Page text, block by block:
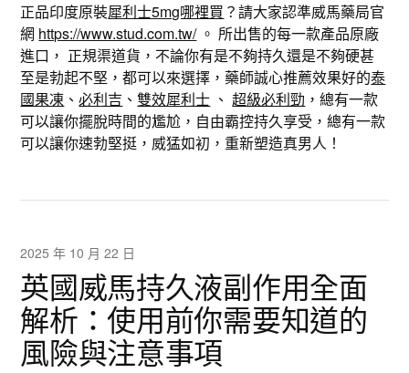
正品印度原裝犀利士5mg哪裡買 ？請大家認準威馬藥局官
網 https://www.stud.com.tw/。 所出售的每一款產品原廠
進口， 正規渠道貨，不論你有是不夠持久還是不夠硬甚
至是勃起不堅，都可以來選擇，藥師誠心推薦效果好的泰
國果凍 、必利吉 、雙效犀利士 、超級必利勁 ，總有一款
可以讓你擺脫時間的尷尬，自由霸控持久享受，總有一款
可以讓你速勃堅挺，威猛如初，重新塑造真男人！
2025 年 10 月 22 日
英國威馬持久液副作用全面
解析：使用前你需要知道的
風險與注意事項